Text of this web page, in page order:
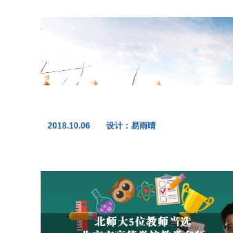
2018.10.06 设计：易雨晴